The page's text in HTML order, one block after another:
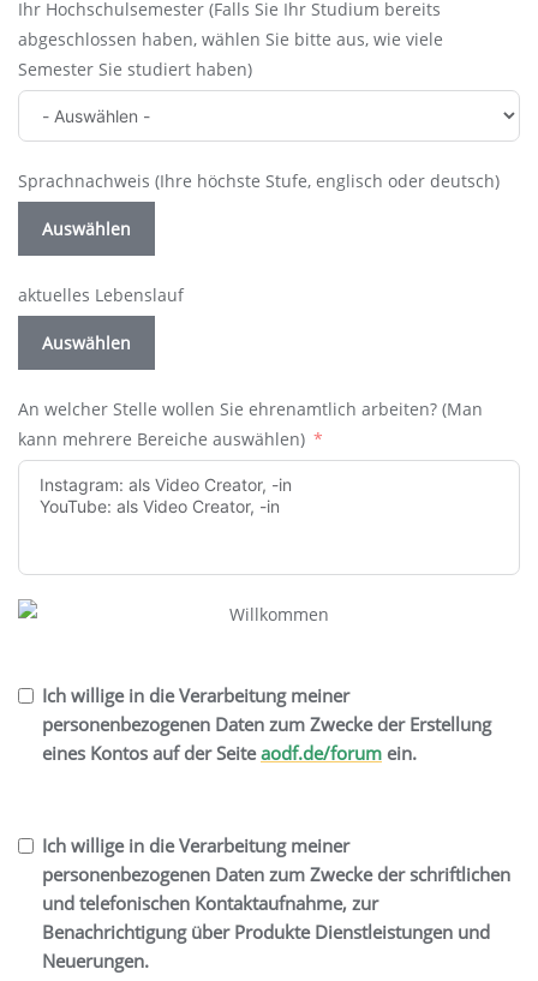
Ihr Hochschulsemester (Falls Sie Ihr Studium bereits
abgeschlossen haben, wählen Sie bitte aus, wie viele
Semester Sie studiert haben)
Sprachnachweis (Ihre höchste Stufe, englisch oder deutsch)
Auswählen
aktuelles Lebenslauf
Auswählen
An welcher Stelle wollen Sie ehrenamtlich arbeiten? (Man
kann mehrere Bereiche auswählen)
Ich willige in die Verarbeitung meiner
personenbezogenen Daten zum Zwecke der Erstellung
eines Kontos auf der Seiteaodf.de/forum ein.
Ich willige in die Verarbeitung meiner
personenbezogenen Daten zum Zwecke der schriftlichen
und telefonischen Kontaktaufnahme, zur
Benachrichtigung über Produkte Dienstleistungen und
Neuerungen.